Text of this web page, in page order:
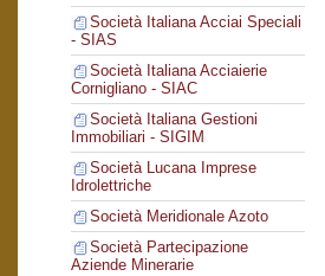
Società Italiana Acciai Speciali
- SIAS
Società Italiana Acciaierie
Cornigliano - SIAC
Società Italiana Gestioni
Immobiliari - SIGIM
Società Lucana Imprese
Idrolettriche
Società Meridionale Azoto
Società Partecipazione
Aziende Minerarie